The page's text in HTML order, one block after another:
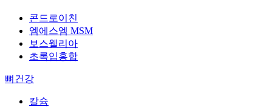
콘드로이친
엠에스엠 MSM
보스웰리아
초록입홍합
뼈건강
칼슘